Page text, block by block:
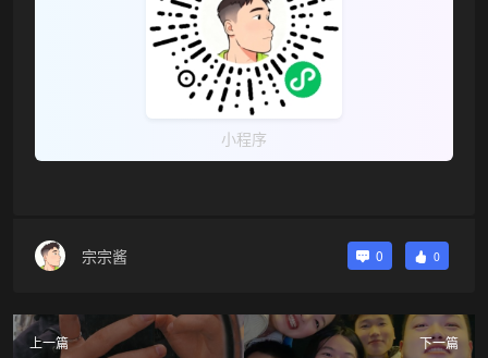
小程序
宗宗酱 0 0
上一篇
下一篇